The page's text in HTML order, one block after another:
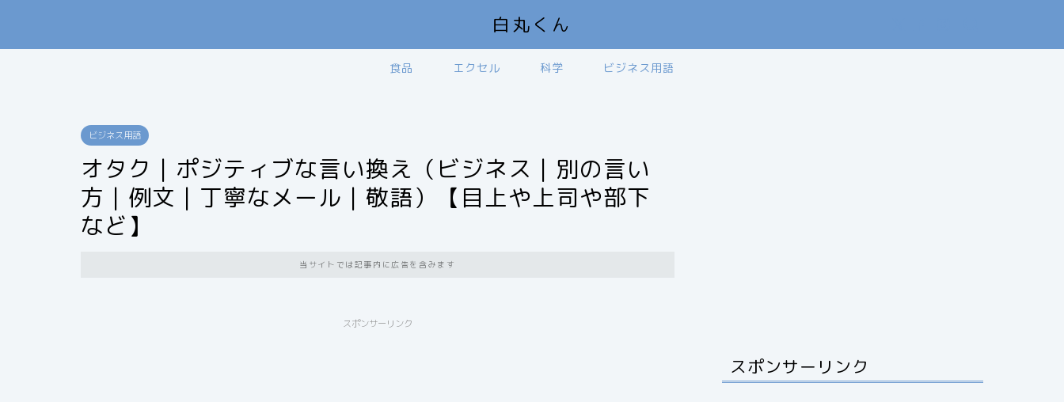
白丸くん
食品 エクセル 科学 ビジネス用語
ビジネス用語
オタク｜ポジティブな言い換え（ビジネス｜別の言い
方｜例文｜丁寧なメール｜敬語）【目上や上司や部下
など】
当サイトでは記事内に広告を含みます
スポンサーリンク
スポンサーリンク